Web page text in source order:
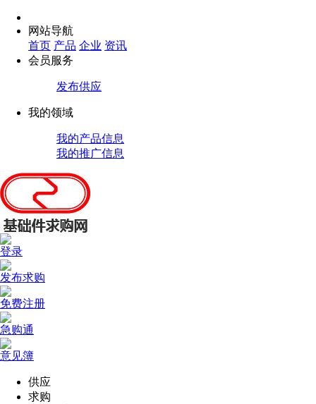
网站导航
首页 产品 企业 资讯
会员服务
发布供应
我的领域
我的产品信息
我的推广信息
登录
发布求购
免费注册
急购通
意见簿
供应
求购